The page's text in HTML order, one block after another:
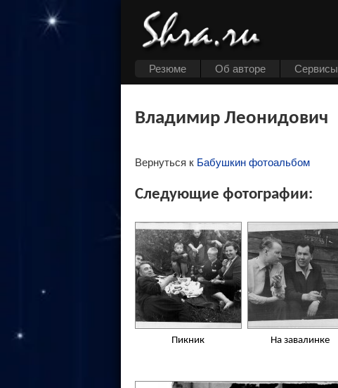
Резюме Об авторе Cервисы
Владимир Леонидович
Вернуться к Бабушкин фотоальбом
Следующие фотографии:
Пикник На завалинке